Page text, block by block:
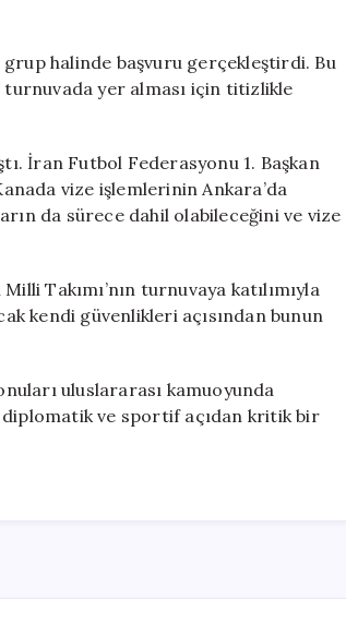
grup halinde başvuru gerçekleştirdi. Bu
turnuvada yer alması için titizlikle
İran Futbol Federasyonu 1. Başkan
vize işlemlerinin Ankara’da
da sürece dahil olabileceğini ve vize
Takımı’nın turnuvaya katılımıyla
kendi güvenlikleri açısından bunun
uluslararası kamuoyunda
diplomatik ve sportif açıdan kritik bir